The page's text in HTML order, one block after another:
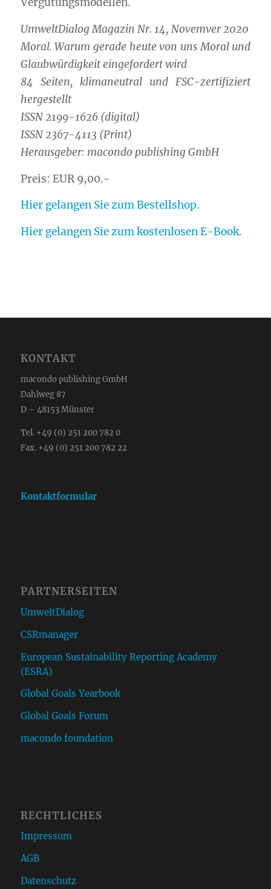
UmweltDialog Magazin Nr. 14, Novemver 2020
Moral. Warum gerade heute von uns Moral und
Glaubwürdigkeit eingefordert wird
84 Seiten, klimaneutral und FSC-zertifiziert
hergestellt
ISSN 2199-1626 (digital)
ISSN 2367-4113 (Print)
Herausgeber: macondo publishing GmbH
Preis: EUR 9,00.-
Hier gelangen Sie zum Bestellshop.
Hier gelangen Sie zum kostenlosen E-Book.
KONTAKT
macondo publishing GmbH
Dahlweg 87
D – 48153 Münster
Tel. +49 (0) 251 200 782 0
Fax. +49 (0) 251 200 782 22
Kontaktformular
PARTNERSEITEN
UmweltDialog
CSRmanager
European Sustainability Reporting Academy
(ESRA)
Global Goals Yearbook
Global Goals Forum
macondo foundation
RECHTLICHES
Impressum
AGB
Datenschutz